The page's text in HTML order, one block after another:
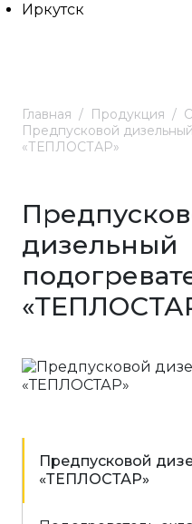
Иркутск
Главная Продукция
Предпусковой
«ТЕПЛОСТАР»
дизельный
Предпусковой
«ТЕПЛОСТАР»